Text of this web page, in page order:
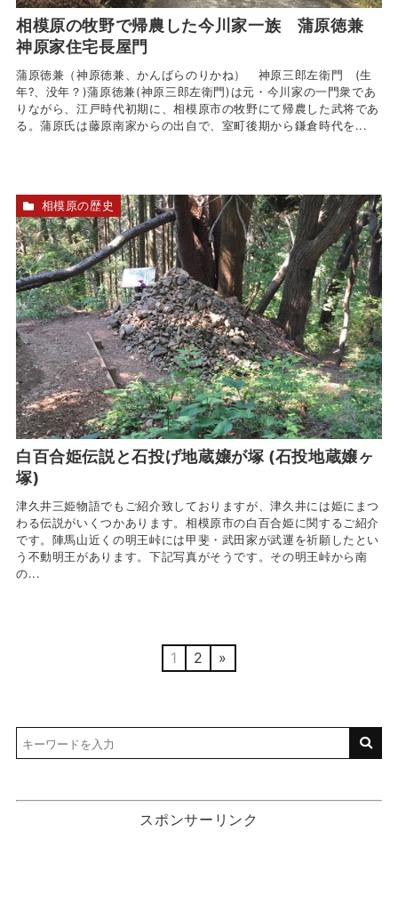
相模原の牧野で帰農した今川家一族 蒲原徳兼
神原家住宅長屋門
蒲原徳兼（神原徳兼、かんばらのりかね） 神原三郎左衛門 (生
年?、没年？)蒲原徳兼(神原三郎左衛門)は元・今川家の一門衆であ
りながら、江戸時代初期に、相模原市の牧野にて帰農した武将であ
る。蒲原氏は藤原南家からの出自で、室町後期から鎌倉時代を...
白百合姫伝説と石投げ地蔵嬢が塚 (石投地蔵嬢ヶ
塚)
津久井三姫物語でもご紹介致しておりますが、津久井には姫にまつ
わる伝説がいくつかあります。相模原市の白百合姫に関するご紹介
です。陣馬山近くの明王峠には甲斐・武田家が武運を祈願したとい
う不動明王があります。下記写真がそうです。その明王峠から南
の...
相模原の歴史
1 2 »
スポンサーリンク